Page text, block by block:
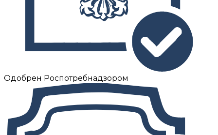
Одобрен Роспотребнадзором